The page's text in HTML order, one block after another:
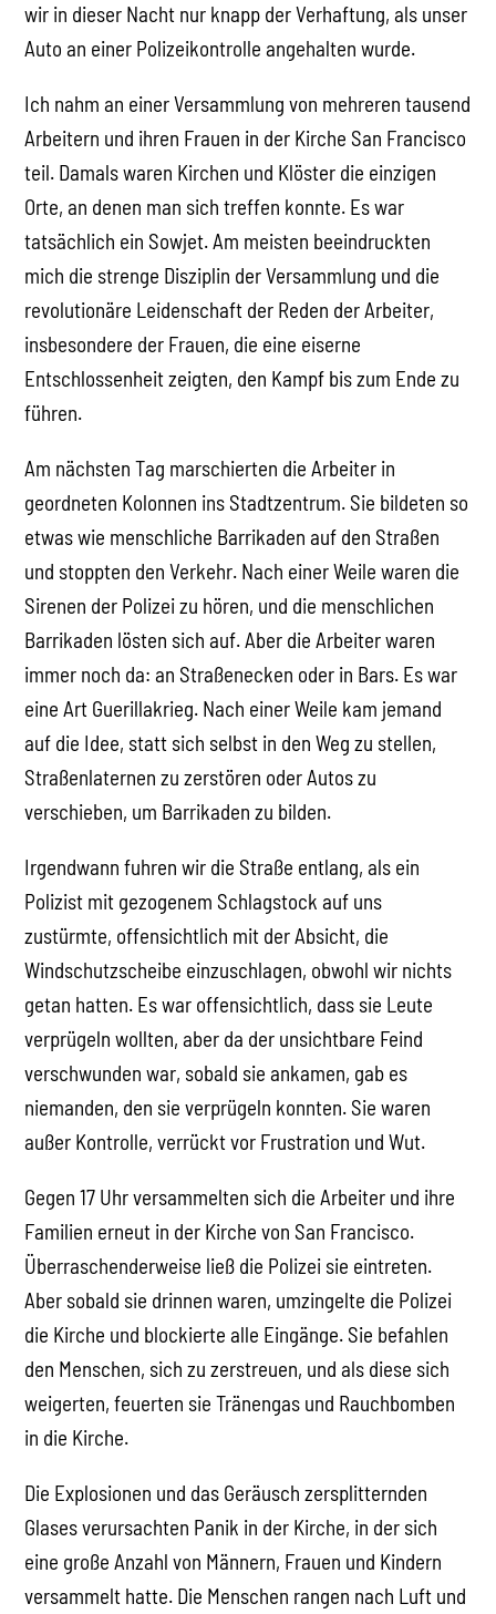
wir in dieser Nacht nur knapp der Verhaftung, als unser
Auto an einer Polizeikontrolle angehalten wurde.
Ich nahm an einer Versammlung von mehreren tausend
Arbeitern und ihren Frauen in der Kirche San Francisco
teil. Damals waren Kirchen und Klöster die einzigen
Orte, an denen man sich treffen konnte. Es war
tatsächlich ein Sowjet. Am meisten beeindruckten
mich die strenge Disziplin der Versammlung und die
revolutionäre Leidenschaft der Reden der Arbeiter,
insbesondere der Frauen, die eine eiserne
Entschlossenheit zeigten, den Kampf bis zum Ende zu
führen.
Am nächsten Tag marschierten die Arbeiter in
geordneten Kolonnen ins Stadtzentrum. Sie bildeten so
etwas wie menschliche Barrikaden auf den Straßen
und stoppten den Verkehr. Nach einer Weile waren die
Sirenen der Polizei zu hören, und die menschlichen
Barrikaden lösten sich auf. Aber die Arbeiter waren
immer noch da: an Straßenecken oder in Bars. Es war
eine Art Guerillakrieg. Nach einer Weile kam jemand
auf die Idee, statt sich selbst in den Weg zu stellen,
Straßenlaternen zu zerstören oder Autos zu
verschieben, um Barrikaden zu bilden.
Irgendwann fuhren wir die Straße entlang, als ein
Polizist mit gezogenem Schlagstock auf uns
zustürmte, offensichtlich mit der Absicht, die
Windschutzscheibe einzuschlagen, obwohl wir nichts
getan hatten. Es war offensichtlich, dass sie Leute
verprügeln wollten, aber da der unsichtbare Feind
verschwunden war, sobald sie ankamen, gab es
niemanden, den sie verprügeln konnten. Sie waren
außer Kontrolle, verrückt vor Frustration und Wut.
Gegen 17 Uhr versammelten sich die Arbeiter und ihre
Familien erneut in der Kirche von San Francisco.
Überraschenderweise ließ die Polizei sie eintreten.
Aber sobald sie drinnen waren, umzingelte die Polizei
die Kirche und blockierte alle Eingänge. Sie befahlen
den Menschen, sich zu zerstreuen, und als diese sich
weigerten, feuerten sie Tränengas und Rauchbomben
in die Kirche.
Die Explosionen und das Geräusch zersplitternden
Glases verursachten Panik in der Kirche, in der sich
eine große Anzahl von Männern, Frauen und Kindern
versammelt hatte. Die Menschen rangen nach Luft und